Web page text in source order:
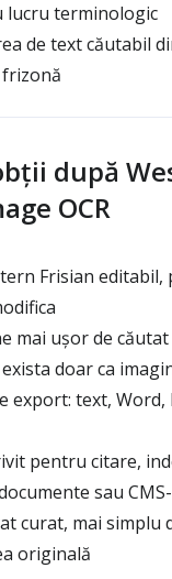
lucru terminologic
de text căutabil
după
OCR
Frisian editabil,
mai ușor de
doar ca
export: text, Word,
pentru citare,
sau
curat, mai simplu
originală